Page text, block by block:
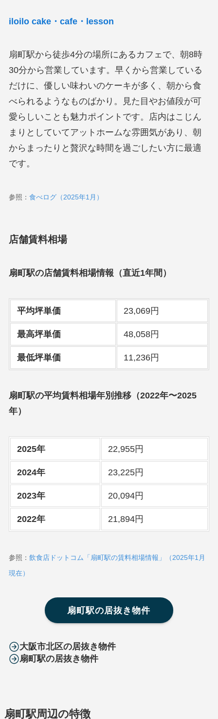
iloilo cake・cafe・lesson
扇町駅から徒歩4分の場所にあるカフェで、朝8時
30分から営業しています。早くから営業している
だけに、優しい味わいのケーキが多く、朝から食
べられるようなものばかり。見た目やお値段が可
愛らしいことも魅力ポイントです。店内はこじん
まりとしていてアットホームな雰囲気があり、朝
からまったりと贅沢な時間を過ごしたい方に最適
です。
参照： 食べログ（2025年1月）
店舗賃料相場
扇町駅の店舗賃料相場情報（直近1年間）
平均坪単価 23,069円
最高坪単価 48,058円
最低坪単価 11,236円
扇町駅の平均賃料相場年別推移（2022年〜2025
年）
2025年 22,955円
2024年 23,225円
2023年 20,094円
2022年 21,894円
参照： 飲食店ドットコム「扇町駅の賃料相場情報」（2025年1月
現在）
扇町駅の居抜き物件
大阪市北区の居抜き物件
扇町駅の居抜き物件
扇町駅周辺の特徴